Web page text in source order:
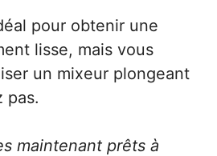
pour obtenir une
lisse, mais vous
un mixeur plongeant
pas.
maintenant prêts à